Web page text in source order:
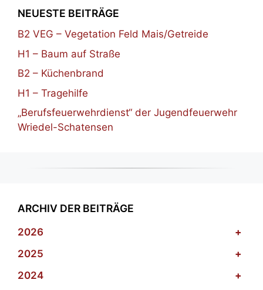
NEUESTE BEITRÄGE
B2 VEG – Vegetation Feld Mais/Getreide
H1 – Baum auf Straße
B2 – Küchenbrand
H1 – Tragehilfe
„Berufsfeuerwehrdienst“ der Jugendfeuerwehr
Wriedel-Schatensen
ARCHIV DER BEITRÄGE
2026
+
2025
+
2024
+